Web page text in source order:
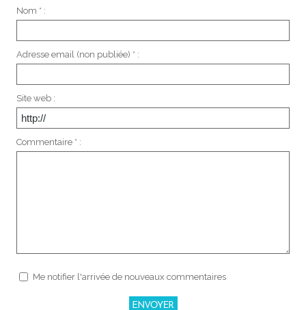
Nom * :
Adresse email (non publiée) * :
Site web :
Commentaire * :
Me notifier l'arrivée de nouveaux commentaires